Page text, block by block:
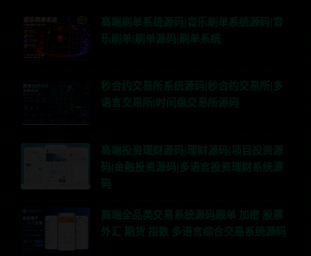
高端刷单系统源码|音乐刷单系统源码|音
乐刷单|刷单源码|刷单系统
秒合约交易所系统源码|秒合约交易所|多
语言交易所|时间盘交易所源码
高端投资理财源码|理财源码|项目投资源
码|金融投资源码|多语言投资理财系统源
码
高端全品类交易系统源码跟单 加密 股票
外汇 期货 指数 多语言综合交易系统源码